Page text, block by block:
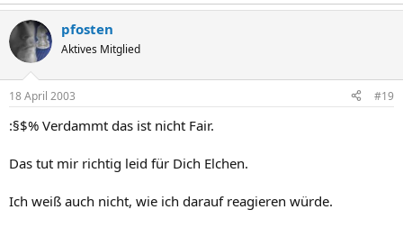
pfosten
Aktives Mitglied
18 April 2003 #19
:§$% Verdammt das ist nicht Fair.
Das tut mir richtig leid für Dich Elchen.
Ich weiß auch nicht, wie ich darauf reagieren würde.